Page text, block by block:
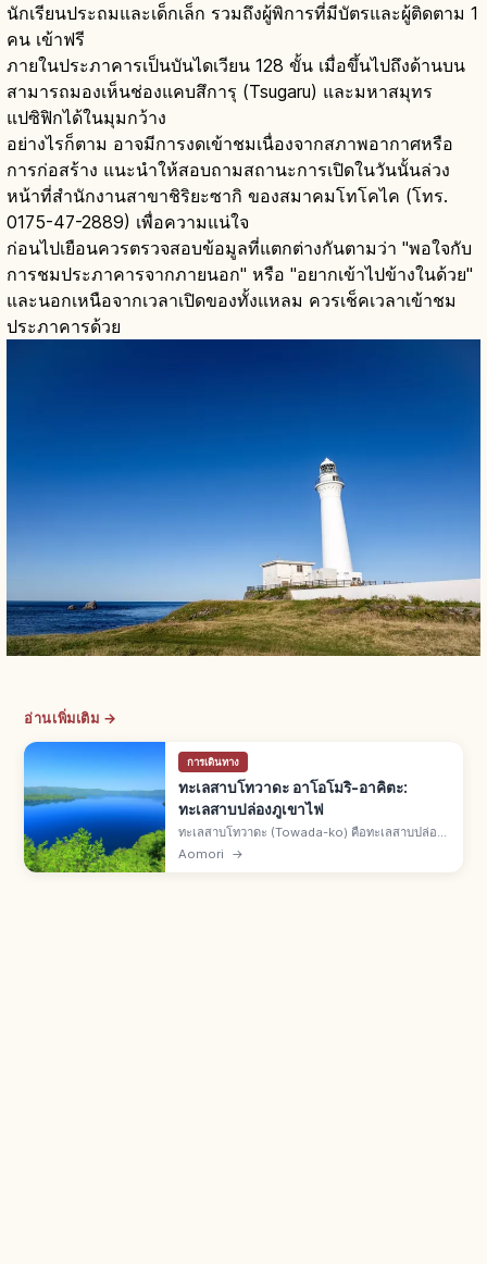
นักเรียนประถมและเด็กเล็ก รวมถึงผู้พิการที่มีบัตรและผู้ติดตาม 1
คน เข้าฟรี
ภายในประภาคารเป็นบันไดเวียน 128 ขั้น เมื่อขึ้นไปถึงด้านบน
สามารถมองเห็นช่องแคบสึการุ (Tsugaru) และมหาสมุทร
แปซิฟิกได้ในมุมกว้าง
อย่างไรก็ตาม อาจมีการงดเข้าชมเนื่องจากสภาพอากาศหรือ
การก่อสร้าง แนะนำให้สอบถามสถานะการเปิดในวันนั้นล่วง
หน้าที่สำนักงานสาขาชิริยะซากิ ของสมาคมโทโคไค (โทร.
0175-47-2889) เพื่อความแน่ใจ
ก่อนไปเยือนควรตรวจสอบข้อมูลที่แตกต่างกันตามว่า "พอใจกับ
การชมประภาคารจากภายนอก" หรือ "อยากเข้าไปข้างในด้วย"
และนอกเหนือจากเวลาเปิดของทั้งแหลม ควรเช็คเวลาเข้าชม
ประภาคารด้วย
อ่านเพิ่มเติม →
การเดินทาง
ทะเลสาบโทวาดะ อาโอโมริ-อาคิตะ:
ทะเลสาบปล่องภูเขาไฟ
ทะเลสาบโทวาดะ (Towada-ko) คือทะเลสาบปล่อง
ภูเขาไฟคร่อม จ.อาโอโมริและอาคิตะ แหล่งทิวทัศน์
Aomori →